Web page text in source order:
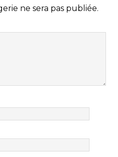
ne sera pas publiée.